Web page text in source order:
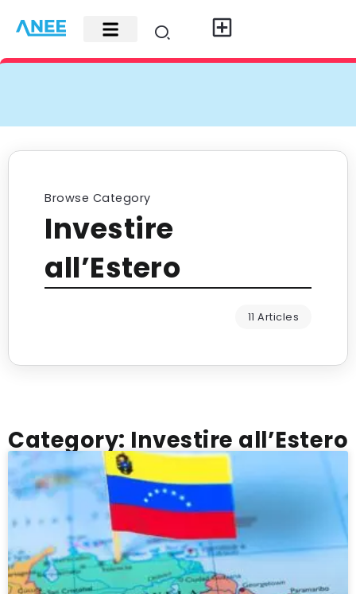
Browse Category
Investire
all’Estero
11 Articles
Category: Investire all’Estero